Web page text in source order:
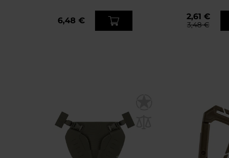
6,48 € 2,61 €
3,48 €